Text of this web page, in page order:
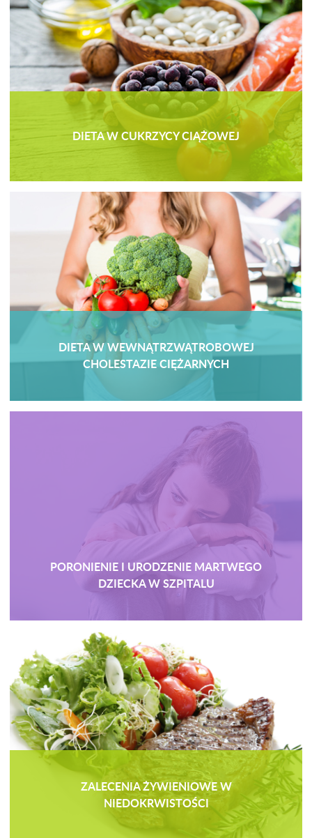
DIETA W CUKRZYCY CIĄŻOWEJ
DIETA W WEWNĄTRZWĄTROBOWEJ
CHOLESTAZIE CIĘŻARNYCH
PORONIENIE I URODZENIE MARTWEGO
DZIECKA W SZPITALU
ZALECENIA ŻYWIENIOWE W
NIEDOKRWISTOŚCI